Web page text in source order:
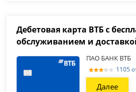
Дебетовая карта ВТБ с
обслуживанием и
ПАО БАНК ВТБ
1105
Далее